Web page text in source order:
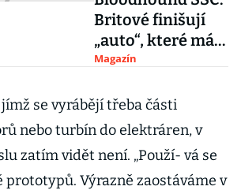
Britové finišují
„auto“, které má
jet tisíc mil za
Magazín
se vyrábějí třeba části
nebo turbín do elektráren, v
zatím vidět není. „Použí- vá se
prototypů. Výrazně zaostáváme v